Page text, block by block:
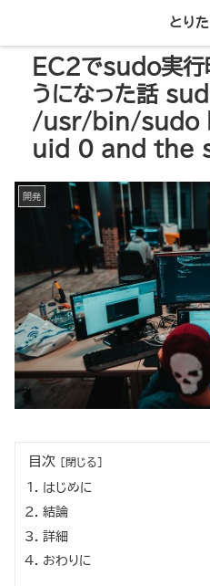
EC2でsudo実行
うになった話
/usr/bin/sudo
uid 0 and the
開発
目次
はじめに
結論
詳細
おわりに
とり